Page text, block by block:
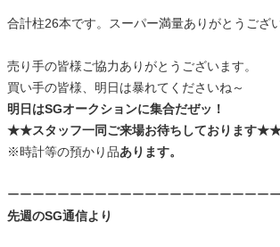
合計柱26本です。スーパー満量ありがとうござ
売り手の皆様ご協力ありがとうございます。
買い手の皆様、明日は暴れてくださいね～
明日はSGオークションに集合だぜッ！
★★スタッフ一同ご来場お待ちしております
※時計等の預かり品あります。
ーーーーーーーーーーーーーーーーーーーーー
先週のSG通信より